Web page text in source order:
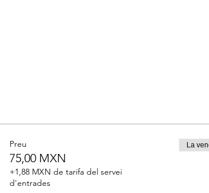
Preu
75,00 MXN
+1,88 MXN de tarifa del servei
d'entrades
La